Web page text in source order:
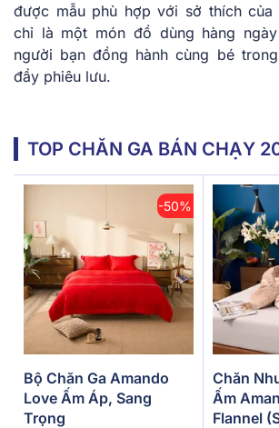
được mẫu phù hợp với sở thích
chỉ là một món đồ dùng hàng
người bạn đồng hành cùng bé
đầy phiêu lưu.
TOP CHĂN GA BÁN CHẠY
-50%
Bộ Chăn Ga Amando
Love Ấm Áp, Sang
Trọng
Chăn
Ấm
Flannel